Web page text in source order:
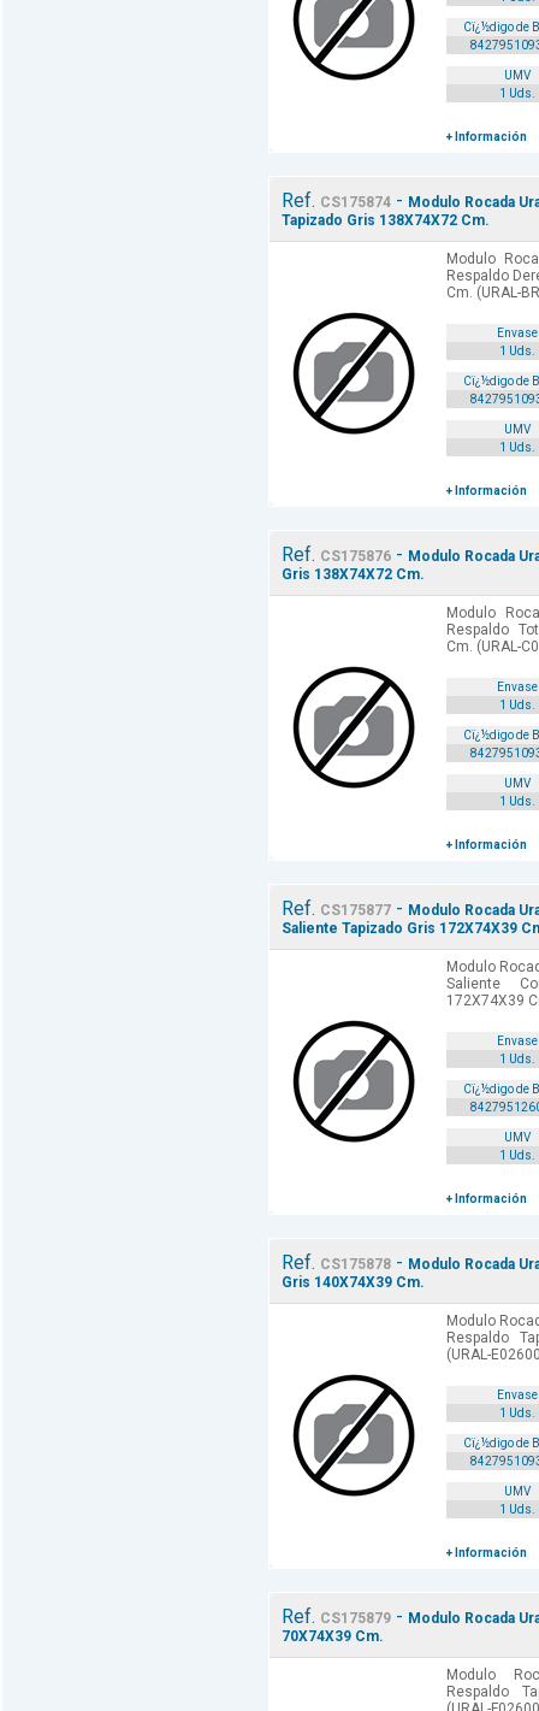
Cï¿½digo de
UMV
1 Uds.
+ Información
Ref. CS175874- Modulo Rocada
Tapizado Gris 138X74X72 Cm.
Modulo
Respaldo
Cm. (URAL-
Envase
1 Uds.
Cï¿½digo de
UMV
1 Uds.
+ Información
Ref. CS175876- Modulo Rocada
Gris 138X74X72 Cm.
Modulo
Respaldo
Cm. (URAL-
Envase
1 Uds.
Cï¿½digo de
UMV
1 Uds.
+ Información
Ref. CS175877- Modulo Rocada
Saliente Tapizado Gris 172X74X39
Modulo
Saliente
172X74X39
Envase
1 Uds.
Cï¿½digo de
UMV
1 Uds.
+ Información
Ref. CS175878- Modulo Rocada
Gris 140X74X39 Cm.
Modulo
Respaldo
(URAL-
Envase
1 Uds.
Cï¿½digo de
UMV
1 Uds.
+ Información
Ref. CS175879- Modulo Rocada
70X74X39 Cm.
Modulo
Respaldo